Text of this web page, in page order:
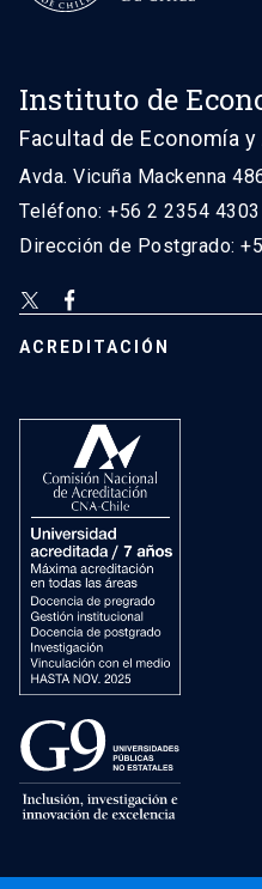
Instituto de
Facultad de Economía
Avda. Vicuña Mackenna
Teléfono: +56 2 2354 4303
Dirección de Postgrado:
ACREDITACIÓN